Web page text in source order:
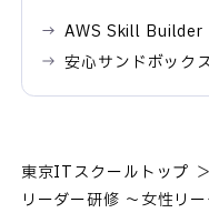
AWS Skill Builder
安心サンドボック
東京ITスクールトップ
リーダー研修 ～女性リ